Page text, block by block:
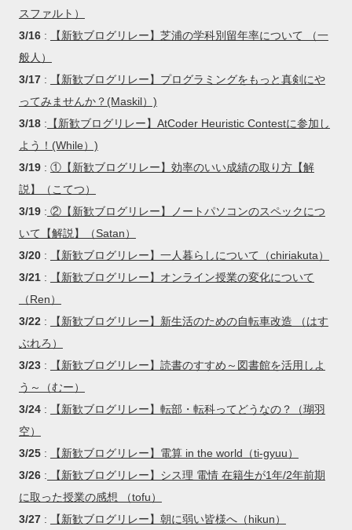
スファルト）
3/16:
【新歓ブログリレー】芝浦の学科別留年率について （一
般人）
3/17:
【新歓ブログリレー】プログラミングをもっと真剣にや
ってみませんか？(Maskil）)
3/18: 【新歓ブログリレー】AtCoder Heuristic Contestに参加し
よう！(While）)
3/19: ①【新歓ブログリレー】効率のいい成績の取り方【解
説】（こてつ）
3/19: ②【新歓ブログリレー】ノートパソコンのスペックにつ
いて【解説】（Satan）
3/20:
【新歓ブログリレー】一人暮らしについて（chiriakuta）
3/21:
【新歓ブログリレー】オンライン授業の変化について
（Ren）
3/22:
【新歓ブログリレー】新生活のための自転車改造 （はす
ぶれろ）
3/23:
【新歓ブログリレー】読書のすすめ～図書館を活用しよ
う～（むー）
3/24:
【新歓ブログリレー】転部・転科ってどうなの？（瑚羽
空）
3/25:
【新歓ブログリレー】電算 in the world（ti-gyuu）
3/26: 【新歓ブログリレー】シス理 電情 在籍生が1年/2年前期
に取った授業の感想 （tofu）
3/27:
【新歓ブログリレー】朝に弱い皆様へ（hikun）